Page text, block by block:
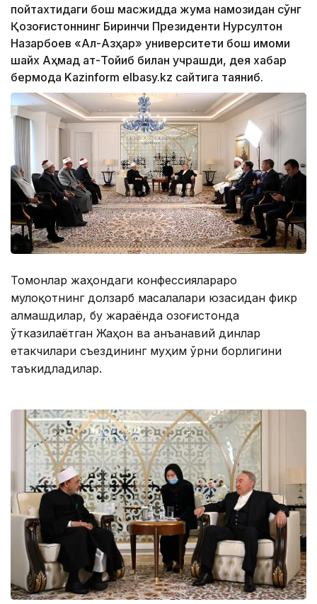
пойтахтидаги бош масжидда жума намозидан сўнг
Қозоғистоннинг Биринчи Президенти Нурсултон
Назарбоев «Ал-Азҳар» университети бош имоми
шайх Аҳмад ат-Тойиб билан учрашди, дея хабар
бермоқда Kazinform elbasy.kz сайтига таяниб.
Томонлар жаҳондаги конфессиялараро
мулоқотнинг долзарб масалалари юзасидан фикр
алмашдилар, бу жараёнда Қозоғистонда
ўтказилаётган Жаҳон ва анъанавий динлар
етакчилари съездининг муҳим ўрни борлигини
таъкидладилар.